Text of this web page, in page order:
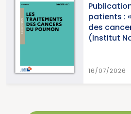
Publication d’un guide info
patients : « Les traitements
des cancers du poumon »
(Institut National du Cancer)
16/07/2026